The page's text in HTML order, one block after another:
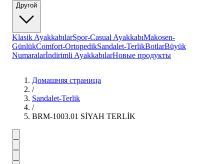
Другой
Klasik AyakkabılarSpor-Casual AyakkabıMakosen-
GünlükComfort-OrtopedikSandalet-TerlikBotlarBüyük
Numaralarİndirimli AyakkabılarНовые продукты
Домашняя страница
/
Sandalet-Terlik
/
BRM-1003.01 SİYAH TERLİK